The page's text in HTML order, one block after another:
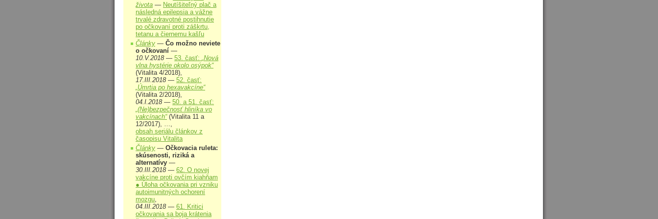
života — Neutíšiteľný plač a
následná epilepsia a vážne
trvalé zdravotné postihnutie
po očkovaní proti záškrtu,
tetanu a čiernemu kašľu
Články — Čo možno neviete
o očkovaní —
10.V.2018 — 53. časť: „Nová
vlna hystérie okolo osýpok“
(Vitalita 4/2018),
17.III.2018 — 52. časť:
„Úmrtia po hexavakcíne“
(Vitalita 2/2018),
04.I.2018 — 50. a 51. časť:
„(Ne)bezpečnosť hliníka vo
vakcínach“(Vitalita 11 a
12/2017), …,
obsah seriálu článkov z
časopisu Vitalita
Články — Očkovacia ruleta:
skúsenosti, riziká a
alternatívy —
30.III.2018 — 62. O novej
vakcíne proti ovčím kiahňam
● Úloha očkovania pri vzniku
autoimunitných ochorení
mozgu,
04.III.2018 — 61. Kritici
očkovania sa boja krátenia